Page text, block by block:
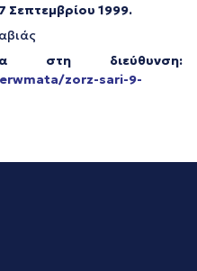
Σεπτεμβρίου 1999.
στη διεύθυνση:
zorz-sari-9-